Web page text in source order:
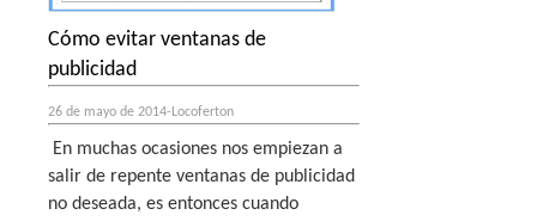
Cómo evitar ventanas de
publicidad
26 de mayo de 2014-Locoferton
En muchas ocasiones nos empiezan a
salir de repente ventanas de publicidad
no deseada, es entonces cuando